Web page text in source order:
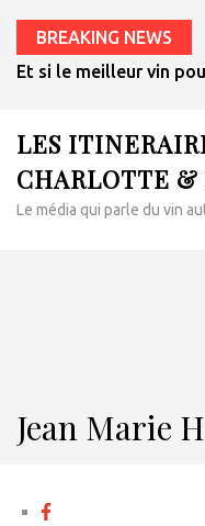
BREAKING NEWS
Et si le meilleur vin
LES
CHARLOTTE
Le média qui parle du vin
Jean Marie